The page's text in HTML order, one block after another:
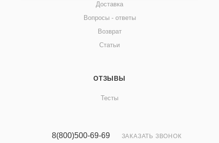
Доставка
Вопросы - ответы
Возврат
Статьи
ОТЗЫВЫ
Тесты
8(800)500-69-69 ЗАКАЗАТЬ ЗВОНОК